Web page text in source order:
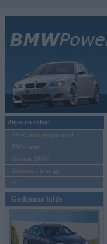
Ziņas un raksti
BMW modeļu jaunumi
BMW testi
Mēneša BMW
Sērijveida tūnings
Vel...
Gadījuma bilde